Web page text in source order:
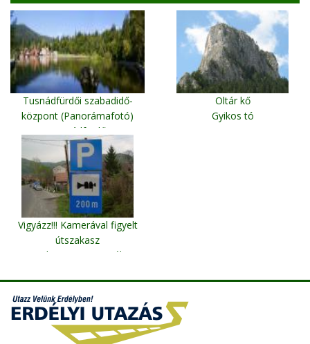
Tusnádfürdői szabadidő-
központ (Panorámafotó)
Tusnádfürdő
Oltár kő
Gyikos tó
Vigyázz!!! Kamerával figyelt
útszakasz
Parajd (Hargita megyében